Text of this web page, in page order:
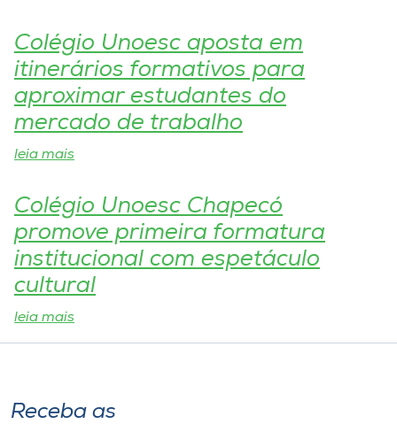
Portal de Ensino
A
Internacionalização
I.nova
Diplomados
Cultura
CPA
Colégio Unoesc aposta em
itinerários formativos para
aproximar estudantes do
mercado de trabalho
leia mais
Colégio Unoesc Chapecó
promove primeira formatura
institucional com espetáculo
cultural
leia mais
Receba as